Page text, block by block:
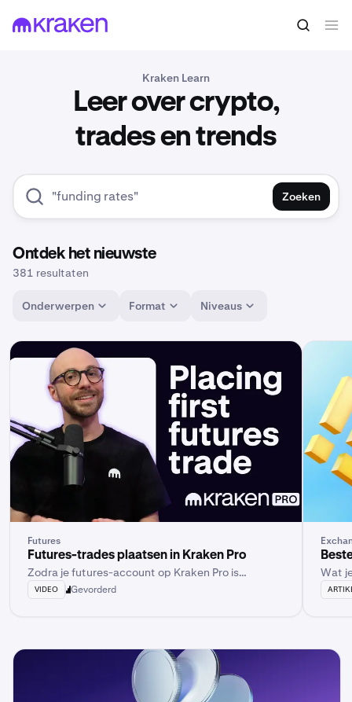
Kraken Learn
Leer over crypto,
trades en trends
Zoeken
Ontdek het nieuwste
381 resultaten
Onderwerpen Format Niveaus
Futures
Futures-trades plaatsen in Kraken Pro
Zodra je futures-account op Kraken Pro is
geactiveerd en je geld hebt gestort, kun je je
eerste futures-trade plaatsen.
VIDEO Gevorderd
Wat